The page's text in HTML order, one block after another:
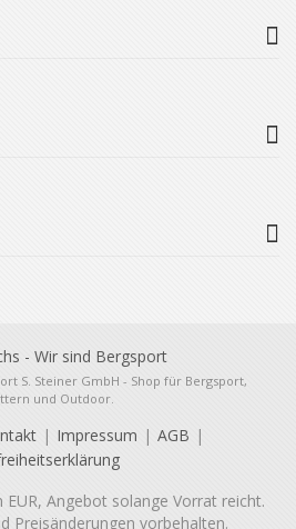
S. Steiner GmbH - Shop für Bergsport,
und Outdoor.
Impressum
AGB
EUR, Angebot solange Vorrat reicht.
Preisänderungen vorbehalten.